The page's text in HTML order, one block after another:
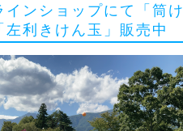
インショップにて「筒け
左利きけん玉」販売中